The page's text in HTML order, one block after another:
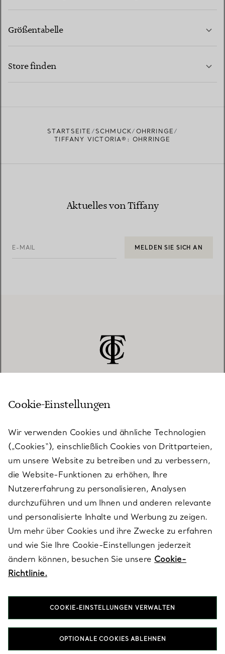
Größentabelle
Store finden
STARTSEITE SCHMUCK
OHRRINGE
TIFFANY VICTORIA®: OHRRINGE
Aktuelles von Tiffany
E-MAIL MELDEN SIE SICH AN
KUNDENSERVICE
SERVICES
ÜBER TIFFANY & CO.
RECHTLICHE HINWEISE
FOLGEN SIE UNS
T&Co. 2026
Cookie-Einstellungen
Wir verwenden Cookies und ähnliche Technologien
(„Cookies“), einschließlich Cookies von Drittparteien,
um unsere Website zu betreiben und zu verbessern,
die Website-Funktionen zu erhöhen, Ihre
Nutzererfahrung zu personalisieren, Analysen
durchzuführen und um Ihnen und anderen relevante
und personalisierte Inhalte und Werbung zu zeigen.
Um mehr über Cookies und ihre Zwecke zu erfahren
und wie Sie Ihre Cookie-Einstellungen jederzeit
ändern können, besuchen Sie unsere Cookie-
Richtlinie.
COOKIE-EINSTELLUNGEN VERWALTEN
OPTIONALE COOKIES ABLEHNEN